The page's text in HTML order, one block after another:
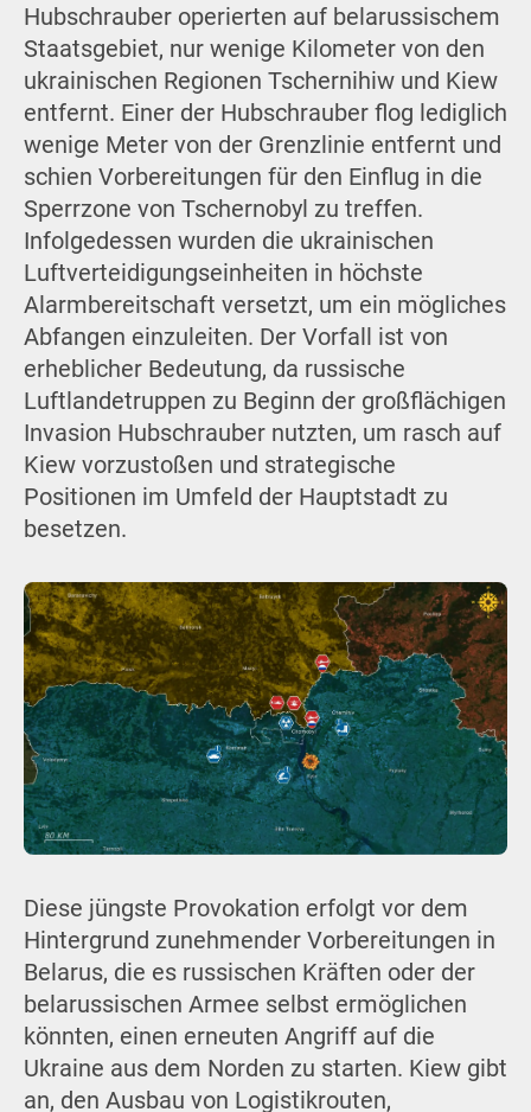
Hubschrauber operierten auf belarussischem
Staatsgebiet, nur wenige Kilometer von den
ukrainischen Regionen Tschernihiw und Kiew
entfernt. Einer der Hubschrauber flog lediglich
wenige Meter von der Grenzlinie entfernt und
schien Vorbereitungen für den Einflug in die
Sperrzone von Tschernobyl zu treffen.
Infolgedessen wurden die ukrainischen
Luftverteidigungseinheiten in höchste
Alarmbereitschaft versetzt, um ein mögliches
Abfangen einzuleiten. Der Vorfall ist von
erheblicher Bedeutung, da russische
Luftlandetruppen zu Beginn der großflächigen
Invasion Hubschrauber nutzten, um rasch auf
Kiew vorzustoßen und strategische
Positionen im Umfeld der Hauptstadt zu
besetzen.
Diese jüngste Provokation erfolgt vor dem
Hintergrund zunehmender Vorbereitungen in
Belarus, die es russischen Kräften oder der
belarussischen Armee selbst ermöglichen
könnten, einen erneuten Angriff auf die
Ukraine aus dem Norden zu starten. Kiew gibt
an, den Ausbau von Logistikrouten,